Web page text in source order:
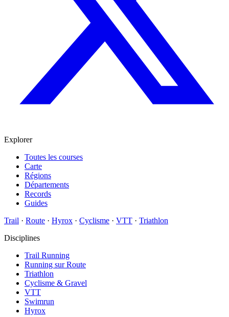
Explorer
Toutes les courses
Carte
Régions
Départements
Records
Guides
Trail · Route · Hyrox · Cyclisme · VTT · Triathlon
Disciplines
Trail Running
Running sur Route
Triathlon
Cyclisme & Gravel
VTT
Swimrun
Hyrox